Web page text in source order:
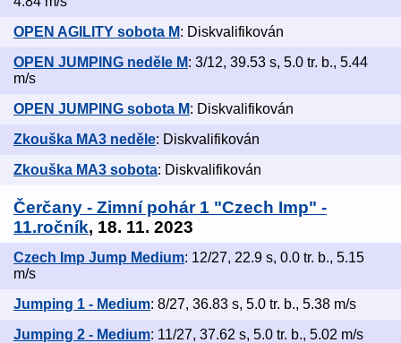
OPEN AGILITY sobota M: Diskvalifikován
OPEN JUMPING neděle M: 3/12, 39.53 s, 5.0 tr. b., 5.44
m/s
OPEN JUMPING sobota M: Diskvalifikován
Zkouška MA3 neděle: Diskvalifikován
Zkouška MA3 sobota: Diskvalifikován
Čerčany - Zimní pohár 1 "Czech Imp" -
11.ročník, 18. 11. 2023
Czech Imp Jump Medium: 12/27, 22.9 s, 0.0 tr. b., 5.15
m/s
Jumping 1 - Medium: 8/27, 36.83 s, 5.0 tr. b., 5.38 m/s
Jumping 2 - Medium: 11/27, 37.62 s, 5.0 tr. b., 5.02 m/s